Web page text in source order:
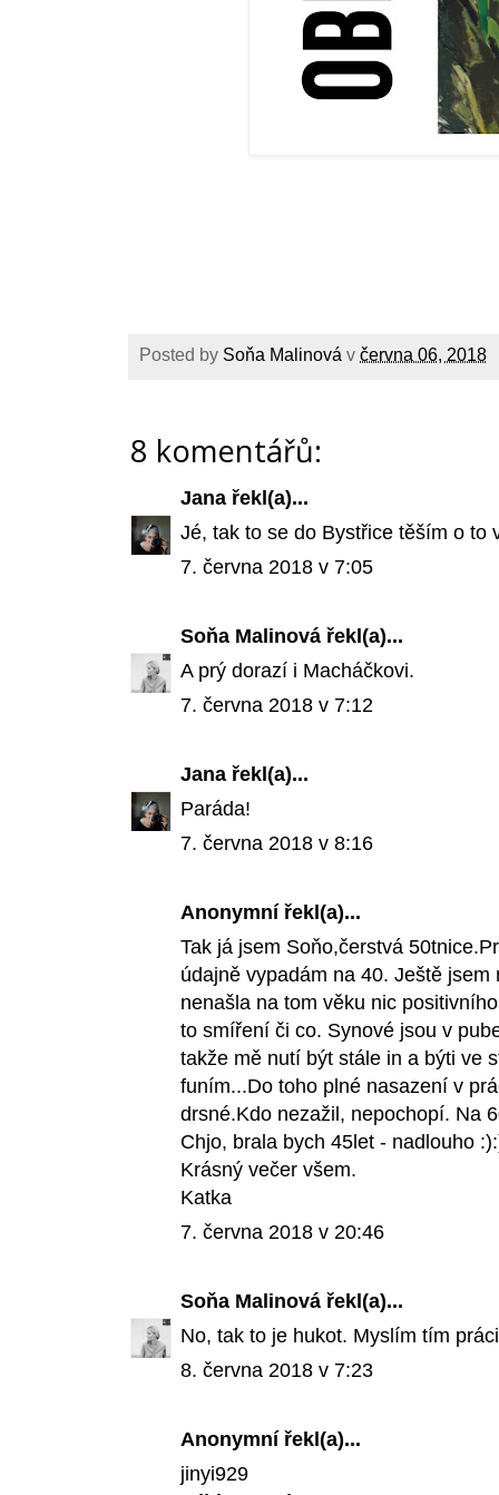
Posted by Soňa Malinová v června 06, 2018
8 komentářů:
Jana řekl(a)...
Jé, tak to se do Bystřice těším o to
7. června 2018 v 7:05
Soňa Malinová řekl(a)...
A prý dorazí i Macháčkovi.
7. června 2018 v 7:12
Jana řekl(a)...
Paráda!
7. června 2018 v 8:16
Anonymní řekl(a)...
Tak já jsem Soňo,čerstvá
údajně vypadám na 40. Ještě
nenašla na tom věku nic
to smíření či co. Synové jsou v
takže mě nutí být stále in a býti ve
funím...Do toho plné nasazení v
drsné.Kdo nezažil, nepochopí. Na
Chjo, brala bych 45let - nadlouho
Krásný večer všem.
Katka
7. června 2018 v 20:46
Soňa Malinová řekl(a)...
No, tak to je hukot. Myslím tím
8. června 2018 v 7:23
Anonymní řekl(a)...
jinyi929